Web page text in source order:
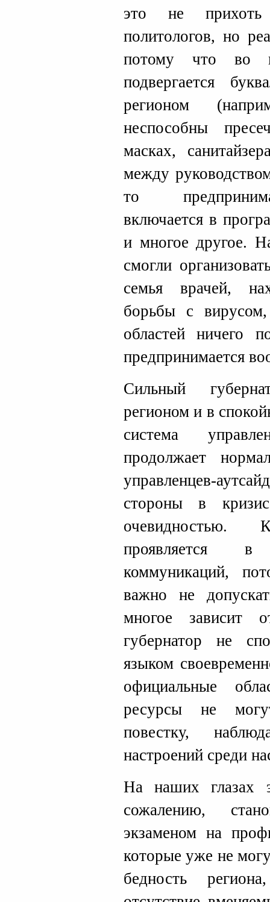
это не прихоть
политологов, но
потому что во
подвергается
регионом
неспособны
масках,
между
то
включается в
и многое другое.
смогли
семья врачей,
борьбы с
областей ничего
предпринимается
Сильный
регионом и в
система
продолжает
управленцев-
стороны в
очевидностью.
проявляется в
коммуникаций,
важно не
многое зависит
губернатор не
языком
официальные
ресурсы не
повестку,
настроений среди
На наших глазах
сожалению,
экзаменом на
которые уже не
бедность